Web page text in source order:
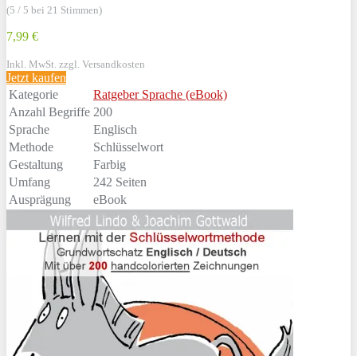
(5 / 5 bei 21 Stimmen)
7,99 €
Inkl. MwSt. zzgl. Versandkosten
Jetzt kaufen
Kategorie
Ratgeber Sprache (eBook)
Anzahl Begriffe 200
Sprache
Englisch
Methode
Schlüsselwort
Gestaltung
Farbig
Umfang
242 Seiten
Ausprägung
eBook